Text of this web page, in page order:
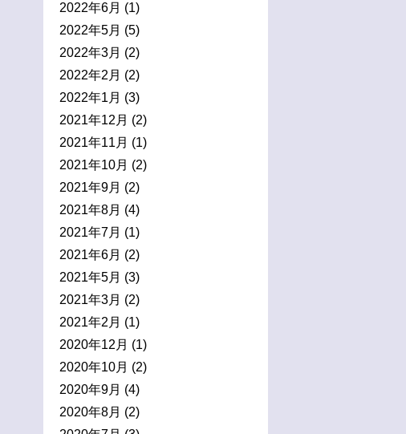
2022年6月 (1)
2022年5月 (5)
2022年3月 (2)
2022年2月 (2)
2022年1月 (3)
2021年12月 (2)
2021年11月 (1)
2021年10月 (2)
2021年9月 (2)
2021年8月 (4)
2021年7月 (1)
2021年6月 (2)
2021年5月 (3)
2021年3月 (2)
2021年2月 (1)
2020年12月 (1)
2020年10月 (2)
2020年9月 (4)
2020年8月 (2)